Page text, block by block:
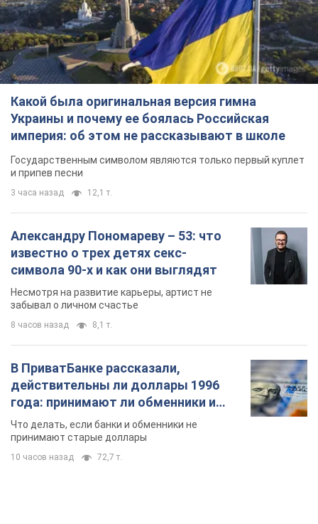
Какой была оригинальная версия гимна
Украины и почему ее боялась Российская
империя: об этом не рассказывают в школе
Государственным символом являются только первый куплет
и припев песни
3 часа назад 12,1 т.
Александру Пономареву – 53: что
известно о трех детях секс-
символа 90-х и как они выглядят
Несмотря на развитие карьеры, артист не
забывал о личном счастье
8 часов назад 8,1 т.
В ПриватБанке рассказали,
действительны ли доллары 1996
года: принимают ли обменники и
банки такие купюры
Что делать, если банки и обменники не
принимают старые доллары
10 часов назад 72,7 т.